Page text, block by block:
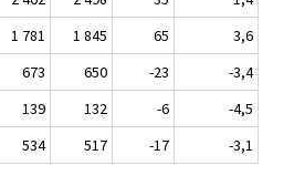
1 781 1 845 65
3,6
673 650 -23
-3,4
139 132 -6
-4,5
534 517 -17 -3,1